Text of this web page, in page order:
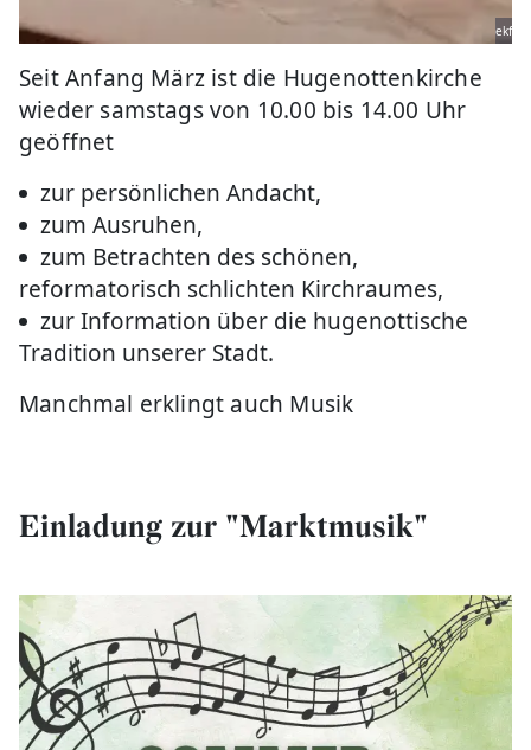
ekf
Seit Anfang März ist die Hugenottenkirche
wieder samstags von 10.00 bis 14.00 Uhr
geöffnet
zur persönlichen Andacht,
zum Ausruhen,
zum Betrachten des schönen,
reformatorisch schlichten Kirchraumes,
zur Information über die hugenottische
Tradition unserer Stadt.
Manchmal erklingt auch Musik
Einladung zur "Marktmusik"